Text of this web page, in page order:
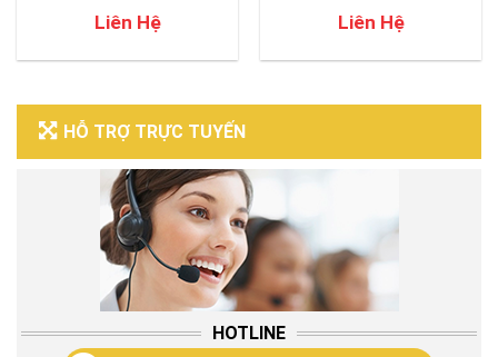
HỖ TRỢ TRỰC TUYẾN
HOTLINE
Liên Hệ Liên Hệ